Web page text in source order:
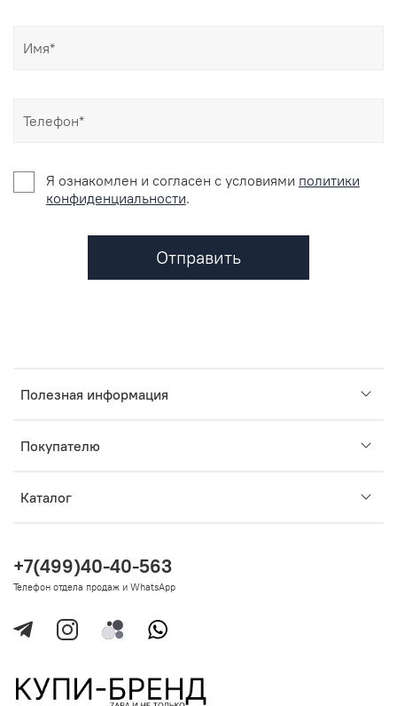
Я ознакомлен и согласен c условиями политики
конфиденциальности.
Отправить
Полезная информация
Покупателю
Каталог
+7(499)40-40-563
Телефон отдела продаж и WhatsApp